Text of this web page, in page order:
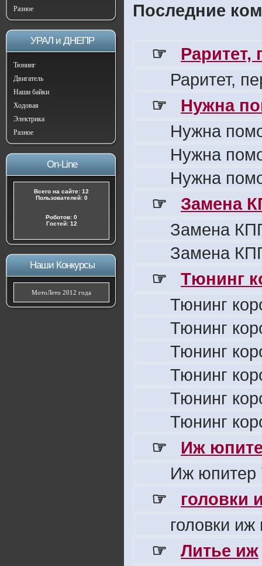
Разное
УРАЛ и ДНЕПР
Тюнинг
Двигатель
Наши байки
Ходовая
Электрика
Разное
On-Line
Всего на сайте: 12
Пользователей: 0
Роботов: 0
Гостей: 12
Наши Конкурсы
МотоЛето 2012 года
Последние
☞
Раритет,
Раритет,
☞
Нужна
Нужна
Нужна
Нужна
☞
Замена
Замена
Замена
☞
Тюнинг
Тюнинг
Тюнинг
Тюнинг
Тюнинг
Тюнинг
Тюнинг
☞
Иж
Иж юпитер
☞
головки
головки
☞
Литье иж